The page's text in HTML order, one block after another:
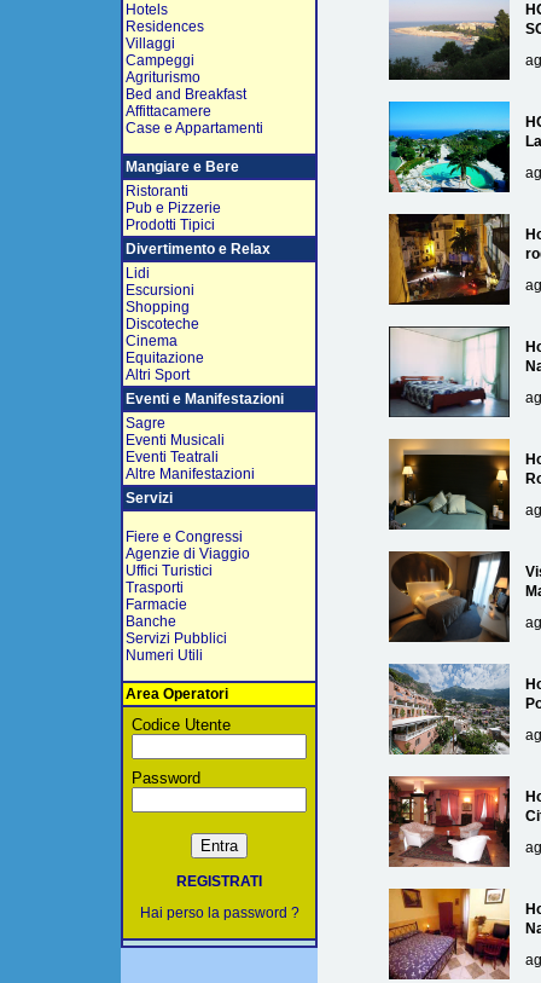
Hotels
Residences
Villaggi
Campeggi
Agriturismo
Bed and Breakfast
Affittacamere
Case e Appartamenti
Mangiare e Bere
Ristoranti
Pub e Pizzerie
Prodotti Tipici
Divertimento e Relax
Lidi
Escursioni
Shopping
Discoteche
Cinema
Equitazione
Altri Sport
Eventi e Manifestazioni
Sagre
Eventi Musicali
Eventi Teatrali
Altre Manifestazioni
Servizi
Fiere e Congressi
Agenzie di Viaggio
Uffici Turistici
Trasporti
Farmacie
Banche
Servizi Pubblici
Numeri Utili
Area Operatori
Codice Utente
Password
REGISTRATI
Hai perso la password ?